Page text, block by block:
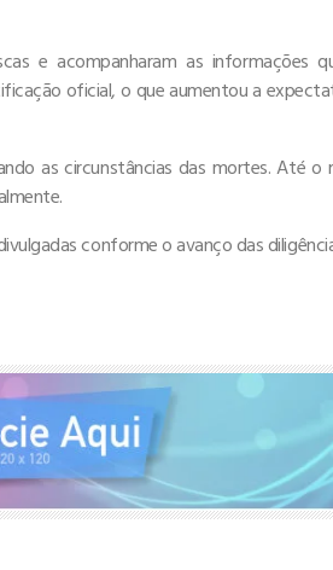
e acompanharam as informações
oficial, o que aumentou a
as circunstâncias das mortes. Até
conforme o avanço das